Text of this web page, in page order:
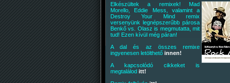
Elkészültek a remixek! Mad
Morello, Eddie Mess, valamint a
Destroy Your Mind remix
versenyünk legnépszerűbb párosa
Benkő vs. Olasz is megmutatta, mit
tud! Ezen kívül még páran!
A dal és az összes remixe
ingyenesen letölthető innen!
A kapcsolódó cikkeket is
megtalálod itt!